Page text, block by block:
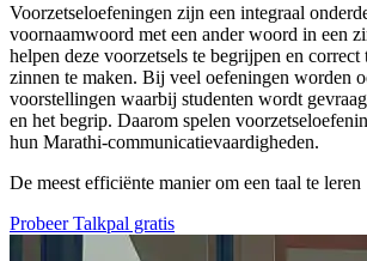
Voorzetseloefeningen zijn een integraal
voornaamwoord met een ander woord in een
helpen deze voorzetsels te begrijpen en
zinnen te maken. Bij veel oefeningen worden
voorstellingen waarbij studenten wordt
en het begrip. Daarom spelen
hun Marathi-communicatievaardigheden.
De meest efficiënte manier om een taal te leren
Probeer Talkpal gratis